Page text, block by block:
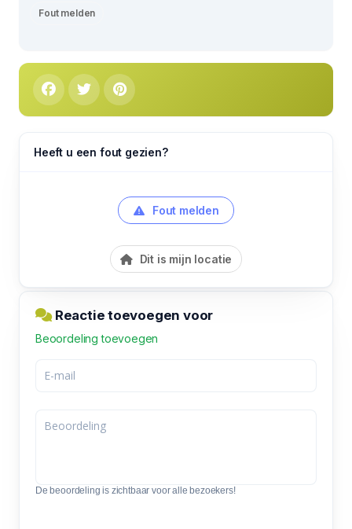
Fout melden
Heeft u een fout gezien?
Fout melden
Dit is mijn locatie
Reactie toevoegen voor
Beoordeling toevoegen
De beoordeling is zichtbaar voor alle bezoekers!